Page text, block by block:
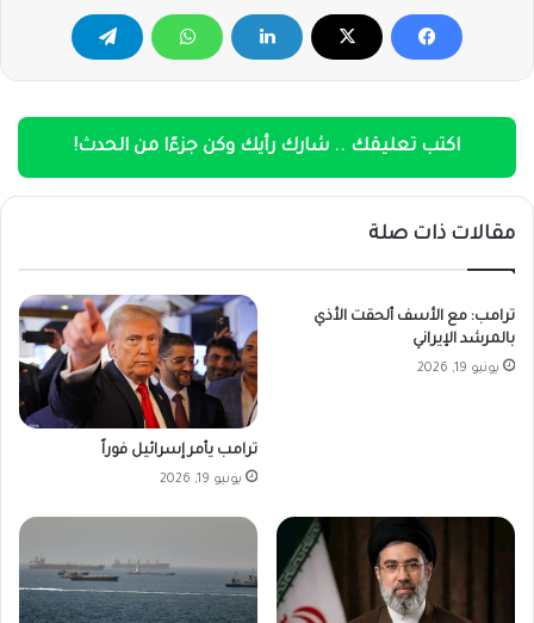
اكتب تعليقك .. شارك رأيك وكن جزءًا من الحدث!
مقالات ذات صلة
ترامب: مع الأسف ألحقت الأذي
بالمرشد الإيراني
يونيو 19, 2026
ترامب يأمر إسرائيل فوراً
يونيو 19, 2026